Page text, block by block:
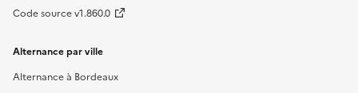
Code source v1.860.0
Alternance par ville
Alternance à Bordeaux